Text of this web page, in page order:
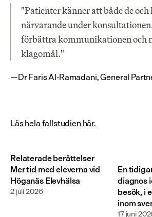
"Patienter känner att både de
närvarande under
förbättra kommunikationen och
klagomål."
—Dr Faris Al-Ramadani, General
Läs hela fallstudien här.
Relaterade berättelser
Mer tid med eleverna vid
Höganäs Elevhälsa
2 juli 2026
En
diagnos
besök, i
inom
17 juni